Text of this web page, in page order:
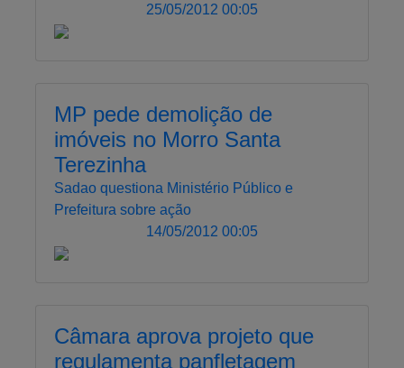
25/05/2012 00:05
MP pede demolição de
imóveis no Morro Santa
Terezinha
Sadao questiona Ministério Público e
Prefeitura sobre ação
14/05/2012 00:05
Câmara aprova projeto que
regulamenta panfletagem